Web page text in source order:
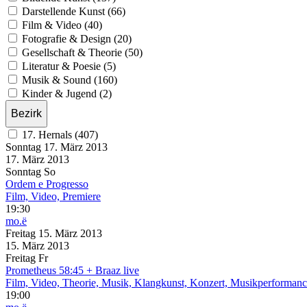
Darstellende Kunst (66)
Film & Video (40)
Fotografie & Design (20)
Gesellschaft & Theorie (50)
Literatur & Poesie (5)
Musik & Sound (160)
Kinder & Jugend (2)
Bezirk
17. Hernals (407)
Sonntag 17. März 2013
17. März 2013
Sonntag So
Ordem e Progresso
Film, Video, Premiere
19:30
mo.ë
Freitag 15. März 2013
15. März 2013
Freitag Fr
Prometheus 58:45 + Braaz live
Film, Video, Theorie, Musik, Klangkunst, Konzert,
19:00